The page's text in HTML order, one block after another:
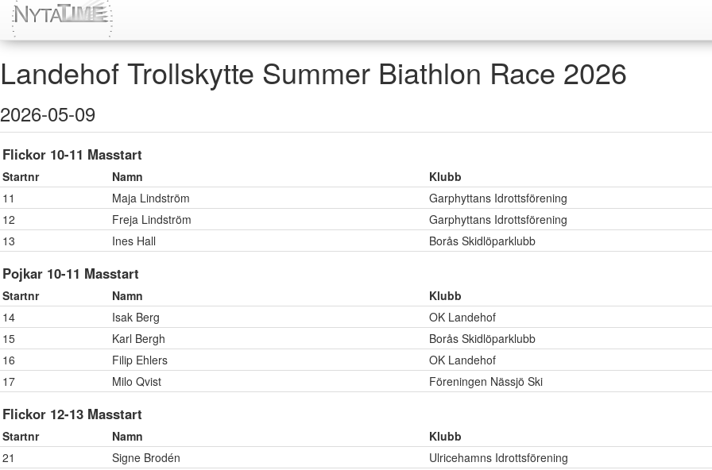
Landehof Trollskytte Summer Biathlon Race 2026
2026-05-09
Flickor 10-11 Masstart
Startnr Namn Klubb
11
Maja Lindström
Garphyttans Idrottsförening
12
Freja Lindström
Garphyttans Idrottsförening
13
Ines Hall Borås Skidlöparklubb
Pojkar 10-11 Masstart
Startnr Namn Klubb
14
Isak Berg
OK Landehof
15
Karl Bergh
Borås Skidlöparklubb
16
Filip Ehlers
OK Landehof
17
Milo Qvist Föreningen Nässjö Ski
Flickor 12-13 Masstart
Startnr Namn Klubb
21
Signe Brodén
Ulricehamns Idrottsförening